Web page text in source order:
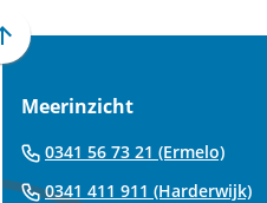
Scroll
boven
het
begin
Meerinzicht
0341 56 73 21 (Ermelo)
naar
0341 411 911 (Harderwijk)